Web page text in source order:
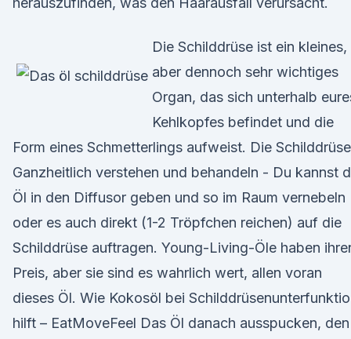
Die Schilddrüse ist ein kleines,
aber dennoch sehr wichtiges
Organ, das sich unterhalb
Kehlkopfes befindet und die
Form eines Schmetterlings aufweist. Die
Ganzheitlich verstehen und behandeln - Du kannst
Öl in den Diffusor geben und so im Raum vernebeln
oder es auch direkt (1-2 Tröpfchen reichen) auf die
Schilddrüse auftragen. Young-Living-Öle haben
Preis, aber sie sind es wahrlich wert, allen voran
dieses Öl. Wie Kokosöl bei
hilft – EatMoveFeel Das Öl danach ausspucken, den